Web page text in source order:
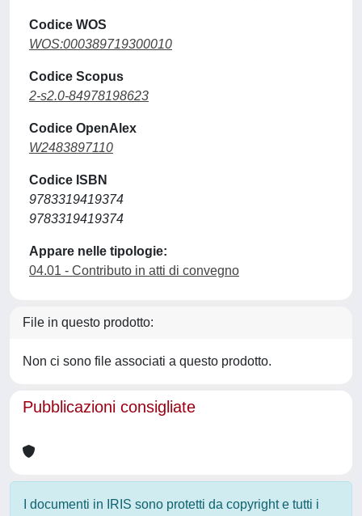
Codice WOS
WOS:000389719300010
Codice Scopus
2-s2.0-84978198623
Codice OpenAlex
W2483897110
Codice ISBN
9783319419374
9783319419374
Appare nelle tipologie:
04.01 - Contributo in atti di convegno
File in questo prodotto:
Non ci sono file associati a questo prodotto.
Pubblicazioni consigliate
I documenti in IRIS sono protetti da copyright e tutti i